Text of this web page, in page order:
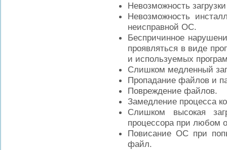
Невозможность
Невозможность
неисправной ОС.
Беспричинное
проявляться в виде
и используемых
Слишком медленный
Пропадание файлов и
Повреждение файлов.
Замедление процесса
Слишком высокая
процессора при любом
Повисание ОС при
файл.